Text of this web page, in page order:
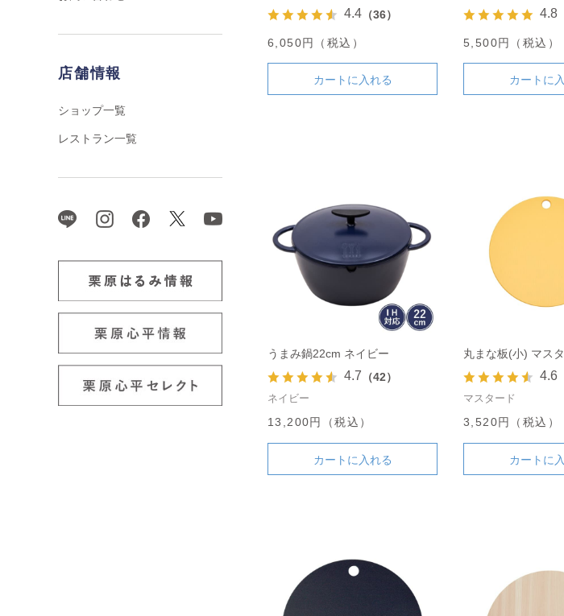
店舗情報
ショップ一覧
レストラン一覧
4.4 （36）
6,050円（税込）
カートに入れる
4.8
5,500円（税込）
カートに
うまみ鍋22cm ネイビー
4.7 （42）
ネイビー
13,200円（税込）
カートに入れる
丸まな板(小) マス
4.6
マスタード
3,520円（税込）
カートに